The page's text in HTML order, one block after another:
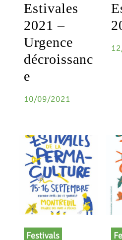
Estivales
2021 –
Urgence
décroissanc
e
10/09/2021
Festivals